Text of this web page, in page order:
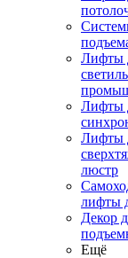
Лифты
Лифты
Лифты
люстр
лифты
Декор
Ещё